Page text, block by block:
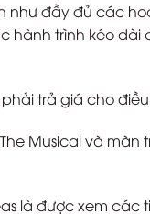
như đầy đủ các
hành trình kéo dài
trả giá cho
Musical và màn
là được xem các